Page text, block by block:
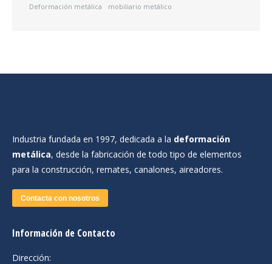
Deformación metálica mobiliario metálico
Industria fundada en 1997, dedicada a la deformación
metálica, desde la fabricación de todo tipo de elementos
para la construcción, remates, canalones, aireadores.
Contacta con nosotros
Información de Contacto
Dirección: